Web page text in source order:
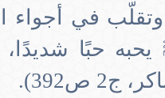
وتقلّب في أجواء
حبًا
ص392).